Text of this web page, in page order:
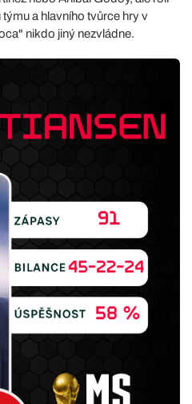
a hlavního tvůrce hry v
nikdo jiný nezvládne.